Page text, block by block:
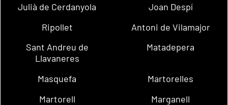
Julià de Cerdanyola
Joan Despí
Ripollet
Antoni de Vilamajor
Sant Andreu de
Llavaneres
Matadepera
Masquefa
Martorelles
Martorell
Marganell